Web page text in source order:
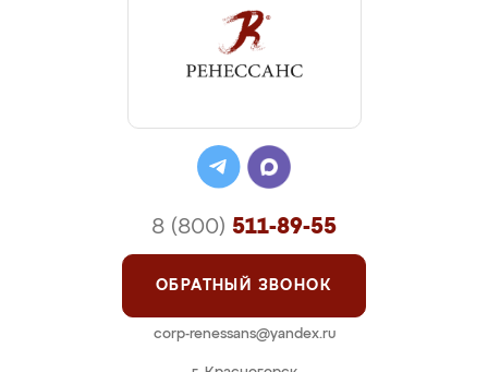
8 (800) 511-89-55
ОБРАТНЫЙ ЗВОНОК
corp-renessans@yandex.ru